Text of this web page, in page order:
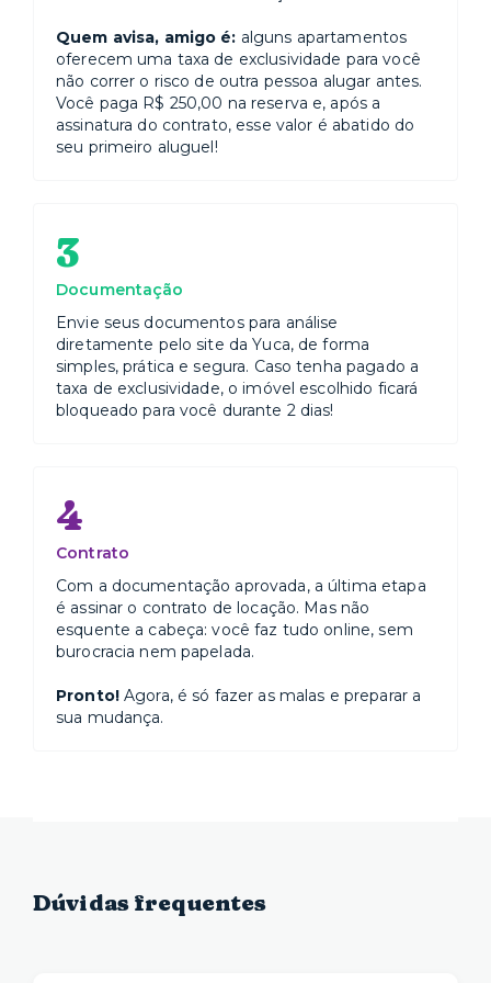
Quem avisa, amigo é: alguns apartamentos
oferecem uma taxa de exclusividade para você
não correr o risco de outra pessoa alugar antes.
Você paga R$ 250,00 na reserva e, após a
assinatura do contrato, esse valor é abatido do
seu primeiro aluguel!
3
Documentação
Envie seus documentos para análise
diretamente pelo site da Yuca, de forma
simples, prática e segura. Caso tenha pagado a
taxa de exclusividade, o imóvel escolhido ficará
bloqueado para você durante 2 dias!
4
Contrato
Com a documentação aprovada, a última etapa
é assinar o contrato de locação. Mas não
esquente a cabeça: você faz tudo online, sem
burocracia nem papelada.
Pronto!Agora, é só fazer as malas e preparar a
sua mudança.
Dúvidas frequentes